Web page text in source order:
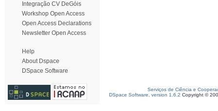
Integração CV DeGóis
Workshop Open Access
Open Access Declarations
Newsletter Open Access
Help
About Dspace
DSpace Software
Serviços de Ciência e
DSpace Software, version 1.6.2 Copyright ©